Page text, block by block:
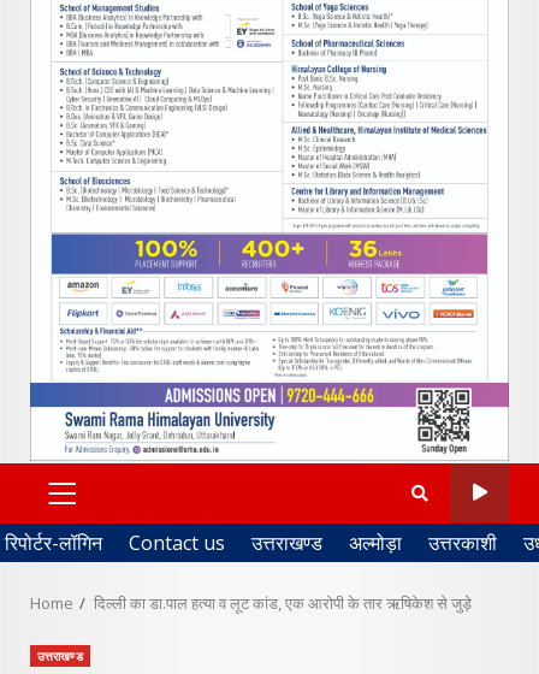
PRIMARY
MENU
रिपोर्टर-लॉगिन Contact us उत्तराखण्ड अल्मोड़ा उत्तरकाशी
Home दिल्ली का डा.पाल हत्या व लूट कांड, एक आरोपी के तार ऋषिकेश से जुड़े
उत्तराखण्ड